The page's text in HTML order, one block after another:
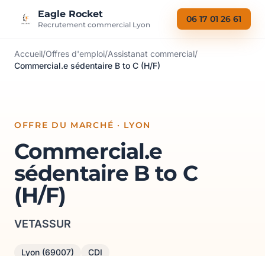
Eagle Rocket
Recrutement commercial Lyon
06 17 01 26 61
Accueil/Offres d'emploi/Assistanat commercial/
Commercial.e sédentaire B to C (H/F)
OFFRE DU MARCHÉ · LYON
Commercial.e
sédentaire B to C
(H/F)
VETASSUR
Lyon (69007)
CDI